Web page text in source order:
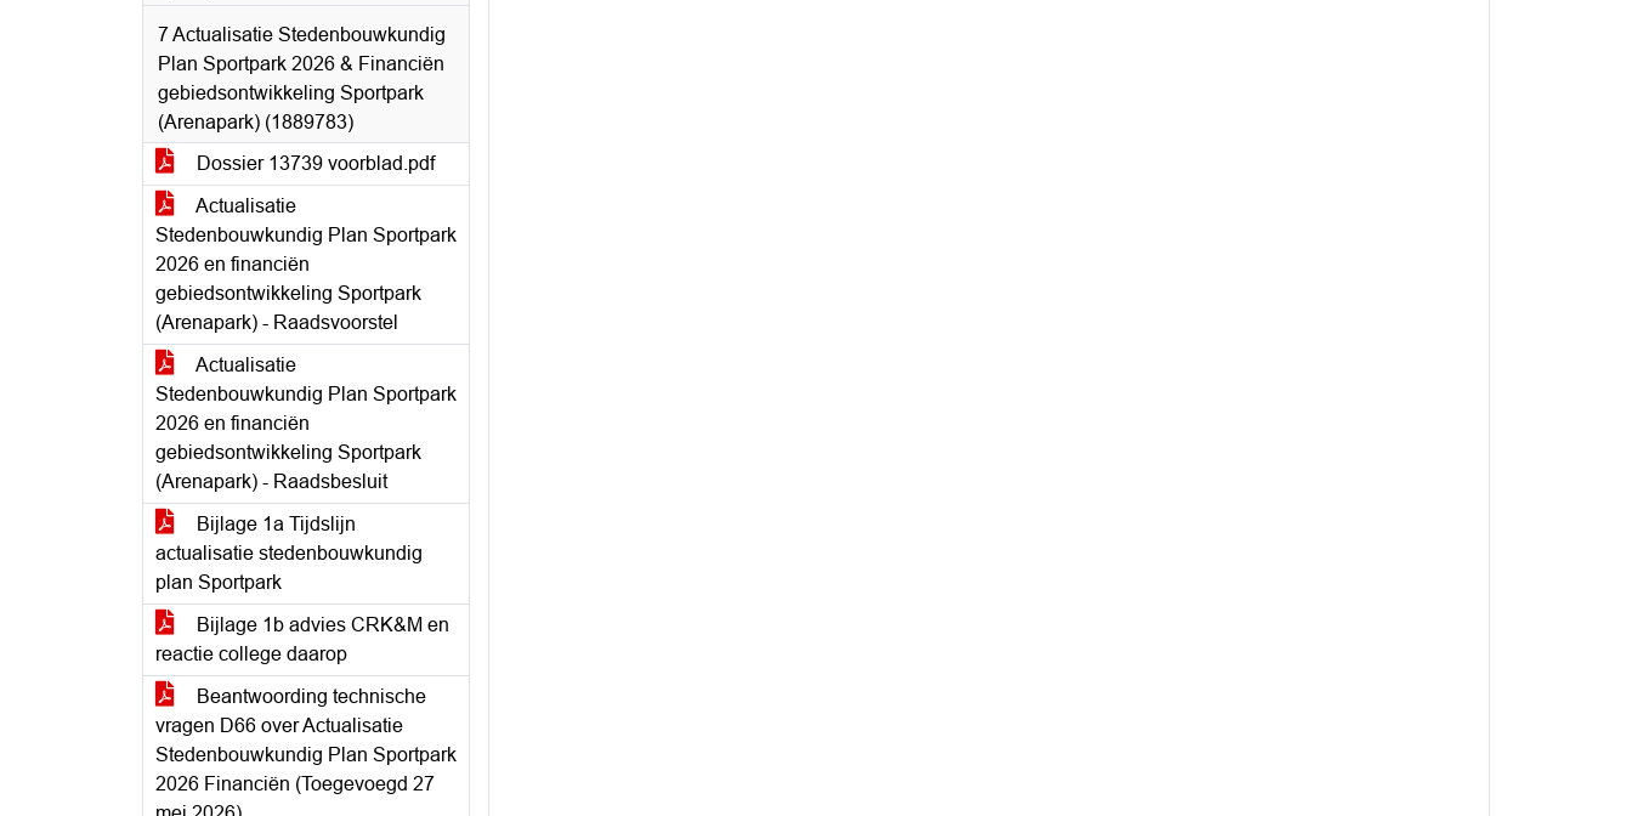
7 Actualisatie Stedenbouwkundig
Plan Sportpark 2026 & Financiën
gebiedsontwikkeling Sportpark
(Arenapark) (1889783)
Dossier 13739 voorblad.pdf
Actualisatie
Stedenbouwkundig Plan Sportpark
2026 en financiën
gebiedsontwikkeling Sportpark
(Arenapark) - Raadsvoorstel
Actualisatie
Stedenbouwkundig Plan Sportpark
2026 en financiën
gebiedsontwikkeling Sportpark
(Arenapark) - Raadsbesluit
Bijlage 1a Tijdslijn
actualisatie stedenbouwkundig
plan Sportpark
Bijlage 1b advies CRK&M en
reactie college daarop
Beantwoording technische
vragen D66 over Actualisatie
Stedenbouwkundig Plan Sportpark
2026 Financiën (Toegevoegd 27